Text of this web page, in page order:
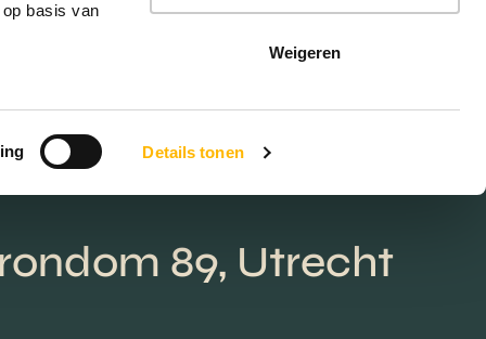
basis van
Details tonen
Weigeren
89, Utrecht